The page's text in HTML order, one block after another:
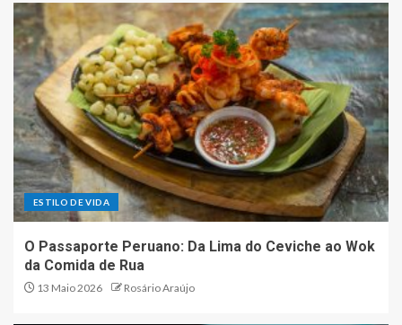
ESTILO DE VIDA
O Passaporte Peruano: Da Lima do Ceviche ao Wok
da Comida de Rua
13 Maio 2026 Rosário Araújo